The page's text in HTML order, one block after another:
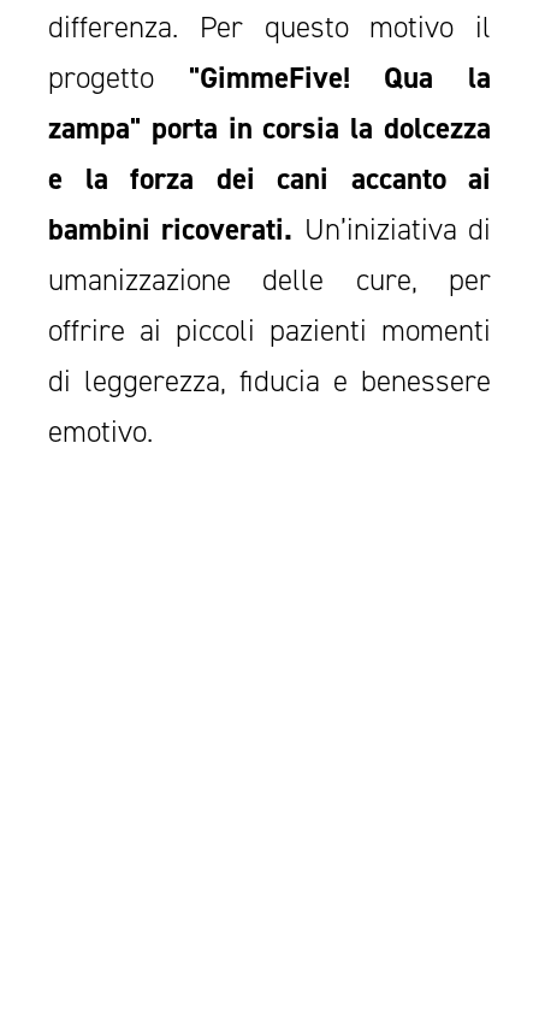
differenza. Per questo motivo il
progetto "GimmeFive! Qua la
zampa" porta in corsia la dolcezza
e la forza dei cani accanto ai
bambini ricoverati. Un’iniziativa di
umanizzazione delle cure, per
offrire ai piccoli pazienti momenti
di leggerezza, fiducia e benessere
emotivo.